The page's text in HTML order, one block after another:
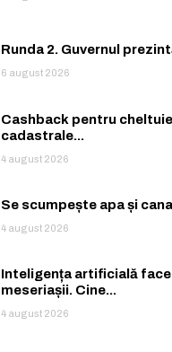
Runda 2. Guvernul
6 august 2026
Cashback pentru
cadastrale...
4 august 2026
Se scumpește apa și
4 august 2026
Inteligența artificială
meseriașii. Cine...
4 august 2026